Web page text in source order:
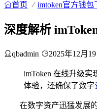
首页 imtoken官方钱包
深度解析
qbadmin 2025年12月
imToken 在线升级
体验，还确保了数字
在数字资产迅猛发展